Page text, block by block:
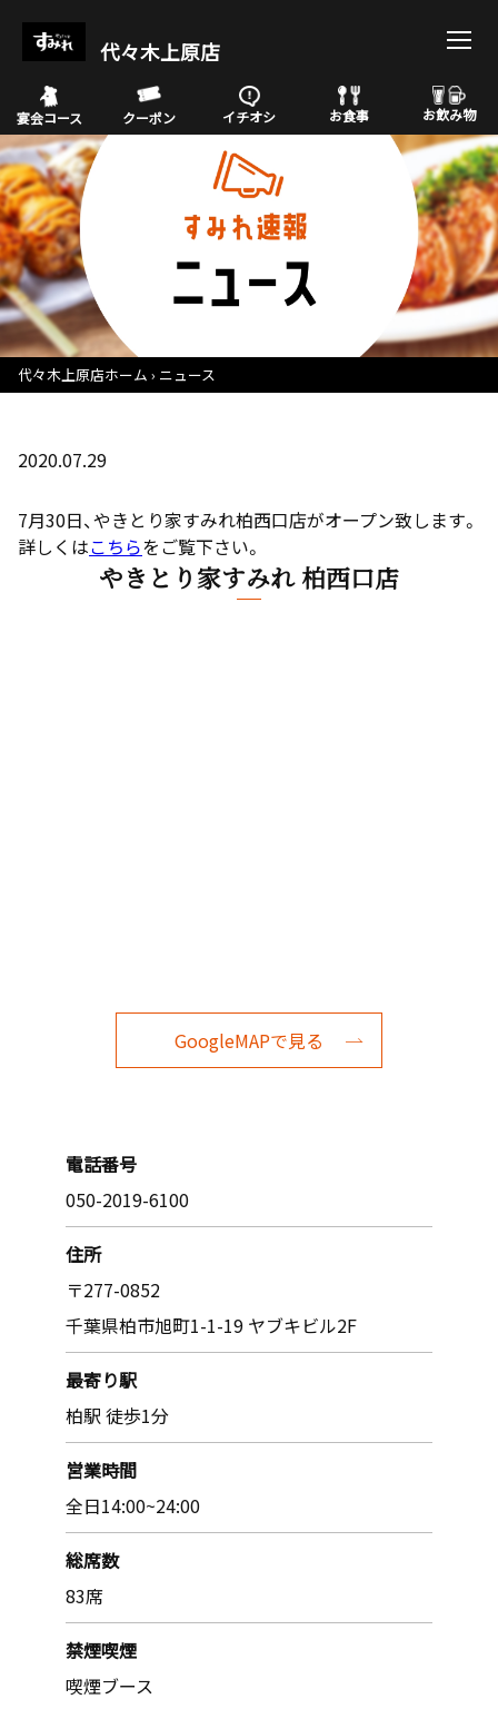
代々木上原店
宴会コース クーポン イチオシ お食事 お飲み物
代々木上原店ホーム ニュース
2020.07.29
7月30日、やきとり家すみれ柏西口店がオープン致します。
詳しくはこちらをご覧下さい。
やきとり家すみれ 柏西口店
GoogleMAPで見る
電話番号
050-2019-6100
住所
〒277-0852
千葉県柏市旭町1-1-19 ヤブキビル2F
最寄り駅
柏駅 徒歩1分
営業時間
全日14:00~24:00
総席数
83席
禁煙喫煙
喫煙ブース